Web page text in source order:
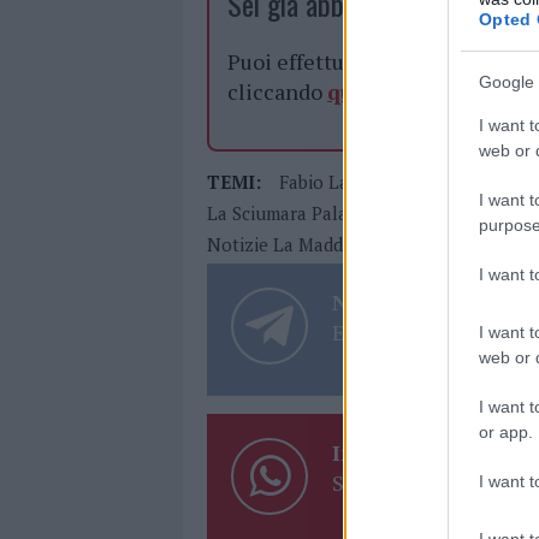
Opted
Google
I want
web or
I want
I want
I want
web or
I want
or app.
I want
Puoi effettuare l'accesso
cliccando qui
TEMI: Fabio Lai
La Sciumara Palau
Marina Militare
Notizie La Maddalena
Notizie in tempo
Entra nel canale
Inviaci le tue
Su WhatsApp al